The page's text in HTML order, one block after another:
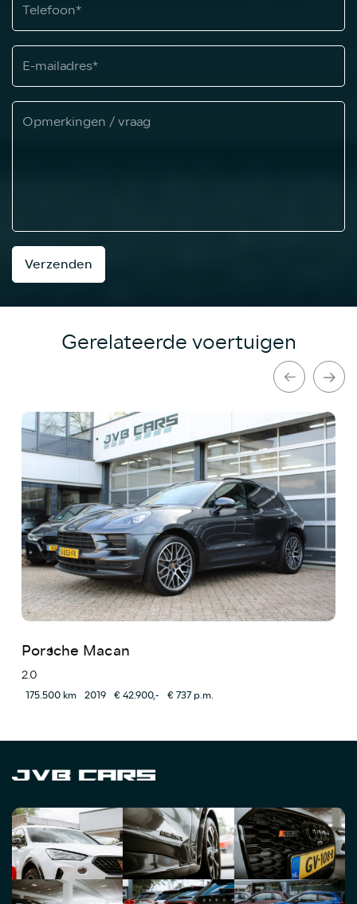
Verzenden
Gerelateerde voertuigen
Porsche Macan
2.0
175.500 km 2019 € 42.900,- € 737 p.m.